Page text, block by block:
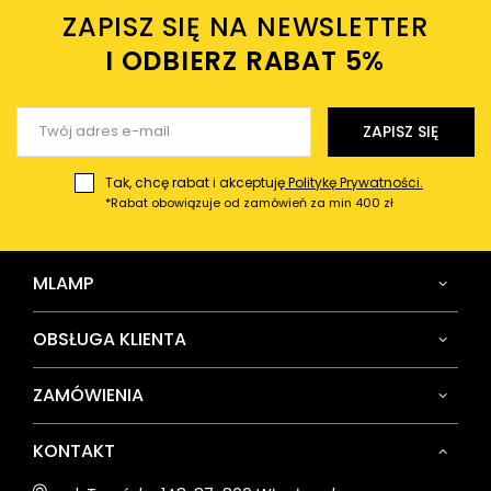
Twój email
ZAPISZ SIĘ NA NEWSLETTER
I ODBIERZ RABAT 5%ㅤ
ZAPISZ SIĘ
Tak, chcę rabat i akceptujęPolitykę Prywatności.
*Rabat obowiązuje od zamówień za min 400 zł
MLAMP
OBSŁUGA KLIENTA
ZAMÓWIENIA
KONTAKT